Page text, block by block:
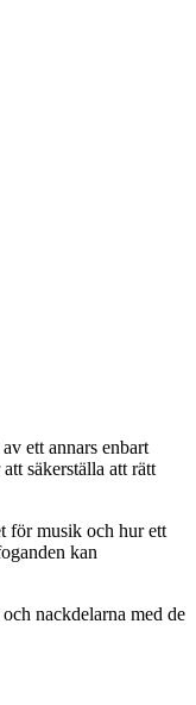
ett annars enbart
säkerställa att rätt
för musik och hur ett
kan
nackdelarna med de